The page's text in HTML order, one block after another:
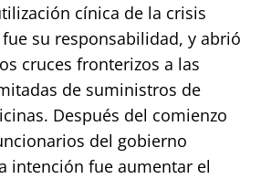
cínica de la crisis
su responsabilidad, y abrió
cruces fronterizos a las
de suministros de
Después del comienzo
del gobierno
intención fue aumentar el